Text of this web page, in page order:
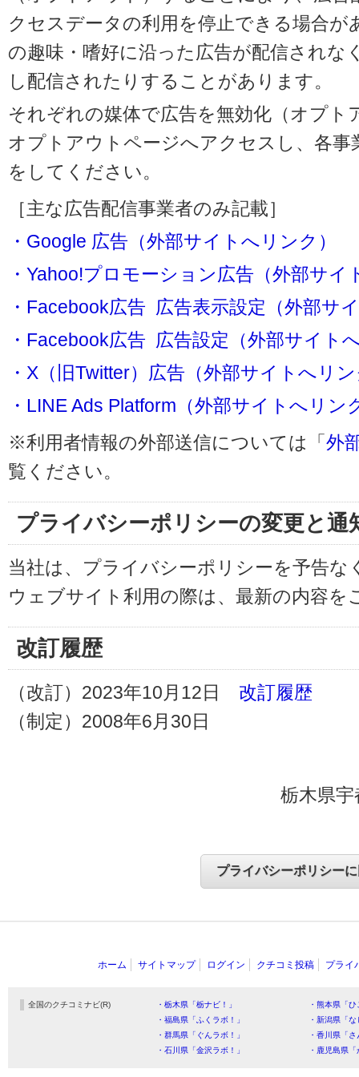
クセスデータの利用を停止できる場合が
の趣味・嗜好に沿った広告が配信されな
し配信されたりすることがあります。
それぞれの媒体で広告を無効化（オプト
オプトアウトページへアクセスし、各
をしてください。
［主な広告配信事業者のみ記載］
・Google 広告（外部サイトへリンク）
・Yahoo!プロモーション広告（外部サイ
・Facebook広告 広告表示設定（外部サ
・Facebook広告 広告設定（外部サイト
・X（旧Twitter）広告（外部サイトへリ
・LINE Ads Platform（外部サイトへリン
※利用者情報の外部送信については「外
覧ください。
プライバシーポリシーの変更と通
当社は、プライバシーポリシーを予告
ウェブサイト利用の際は、最新の内容を
改訂履歴
（改訂）2023年10月12日 改訂履歴
（制定）2008年6月30日
栃木県
ホーム サイトマップ ログイン クチコミ投稿 プライ
全国のクチコミナビ(R) ・栃木県「栃ナビ！」
・熊本県「
・福島県「ふくラボ！」
・新潟県「
・群馬県「ぐんラボ！」
・香川県「
・石川県「金沢ラボ！」
・鹿児島県